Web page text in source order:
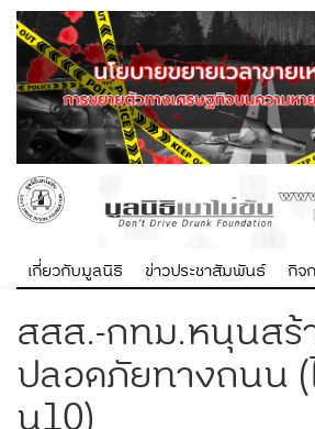
เกี่ยวกับมูลนิธิ ข่าวประชาสัมพันธ์ กิจ
สสส.-กทม.หนุนสร้
ปลอดภัยทางถนน (